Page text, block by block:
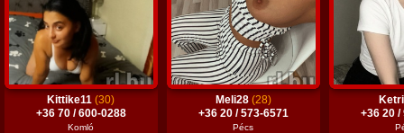
Kittike11(30)
+36 70 / 600-0288
Komló
Meli28 (28)
+36 20 / 573-6571
Pécs
+36 20 /